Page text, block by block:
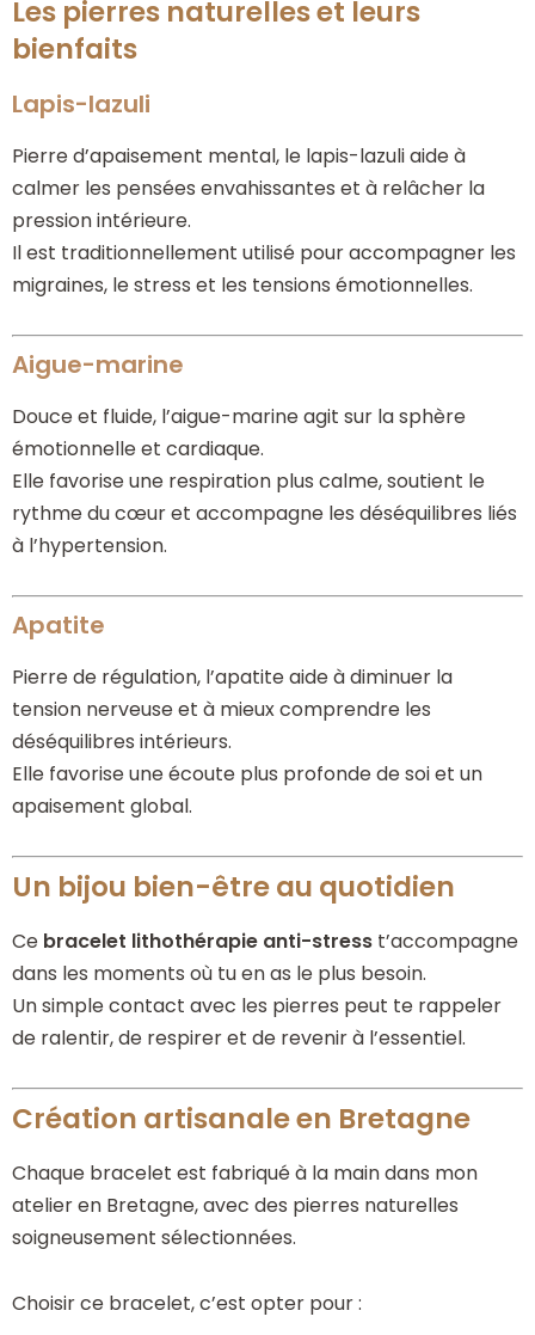
Les pierres naturelles et leurs
bienfaits
Lapis-lazuli
Pierre d’apaisement mental, le lapis-lazuli aide à
calmer les pensées envahissantes et à relâcher la
pression intérieure.
Il est traditionnellement utilisé pour accompagner les
migraines, le stress et les tensions émotionnelles.
Aigue-marine
Douce et fluide, l’aigue-marine agit sur la sphère
émotionnelle et cardiaque.
Elle favorise une respiration plus calme, soutient le
rythme du cœur et accompagne les déséquilibres liés
à l’hypertension.
Apatite
Pierre de régulation, l’apatite aide à diminuer la
tension nerveuse et à mieux comprendre les
déséquilibres intérieurs.
Elle favorise une écoute plus profonde de soi et un
apaisement global.
Un bijou bien-être au quotidien
Ce bracelet lithothérapie anti-stress t’accompagne
dans les moments où tu en as le plus besoin.
Un simple contact avec les pierres peut te rappeler
de ralentir, de respirer et de revenir à l’essentiel.
Création artisanale en Bretagne
Chaque bracelet est fabriqué à la main dans mon
atelier en Bretagne, avec des pierres naturelles
soigneusement sélectionnées.
Choisir ce bracelet, c’est opter pour :